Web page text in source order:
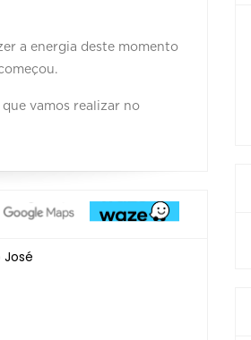
a energia deste momento
vamos realizar no
José